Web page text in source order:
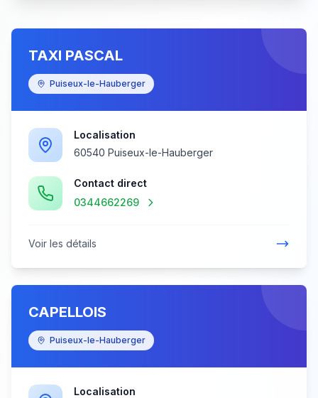
TAXI PASCAL
Puiseux-le-Hauberger
Localisation
60540 Puiseux-le-Hauberger
Contact direct
0344662269
Voir les détails
CAPELLOIS
Puiseux-le-Hauberger
Localisation